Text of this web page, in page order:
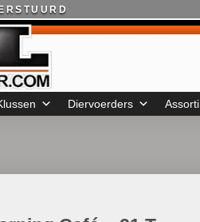
Diervoerders Assorti